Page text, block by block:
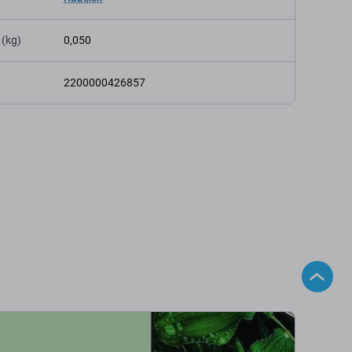
0,050
2200000426857